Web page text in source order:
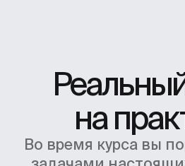
Если вы являетесь юридическим лицом